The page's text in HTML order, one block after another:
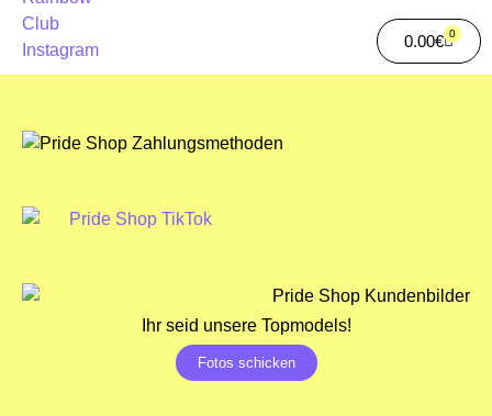
0.00€ 0
Ihr seid unsere Topmodels!
Fotos schicken